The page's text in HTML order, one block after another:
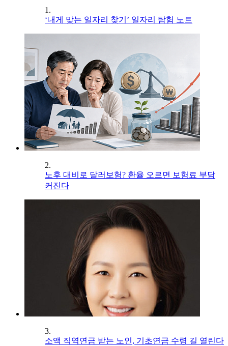
1.
‘내게 맞는 일자리 찾기’ 일자리 탐험 노트
2.
노후 대비로 달러보험? 환율 오르면 보험료 부담
커진다
3.
소액 직역연금 받는 노인, 기초연금 수령 길 열린다